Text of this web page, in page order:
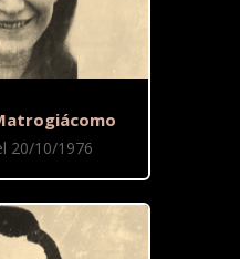
20/10/1976